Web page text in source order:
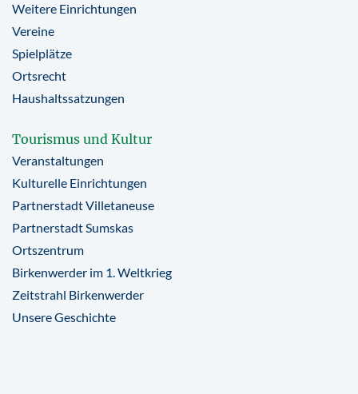
Weitere Einrichtungen
Vereine
Spielplätze
Ortsrecht
Haushaltssatzungen
Tourismus und Kultur
Veranstaltungen
Kulturelle Einrichtungen
Partnerstadt Villetaneuse
Partnerstadt Sumskas
Ortszentrum
Birkenwerder im 1. Weltkrieg
Zeitstrahl Birkenwerder
Unsere Geschichte